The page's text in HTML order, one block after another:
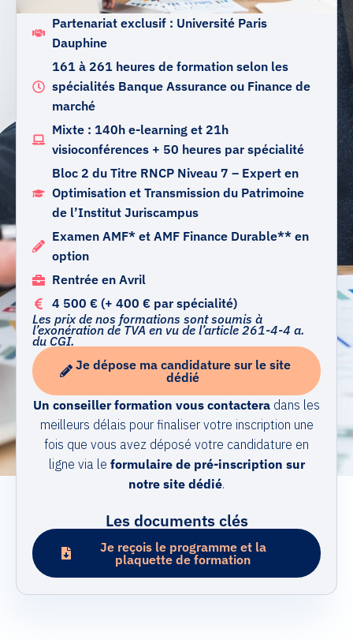
Partenariat exclusif : Université Paris
Dauphine
161 à 261 heures de formation selon les
spécialités Banque Assurance ou Finance de
marché
Mixte : 140h e-learning et 21h
visioconférences + 50 heures par spécialité
Bloc 2 du Titre RNCP Niveau 7 – Expert en
Optimisation et Transmission du Patrimoine
de l’Institut Juriscampus
Examen AMF* et AMF Finance Durable** en
option
Rentrée en Avril
4 500 € (+ 400 € par spécialité)
Les prix de nos formations sont soumis à
l’exonération de TVA en vu de l’article 261-4-4 a.
du CGI.
Je dépose ma candidature sur le site
dédié
Un conseiller formation vous contactera dans les
meilleurs délais pour finaliser votre inscription une
fois que vous avez déposé votre candidature en
ligne via le formulaire de pré-inscription sur
notre site dédié.
Les documents clés
Je reçois le programme et la
plaquette de formation